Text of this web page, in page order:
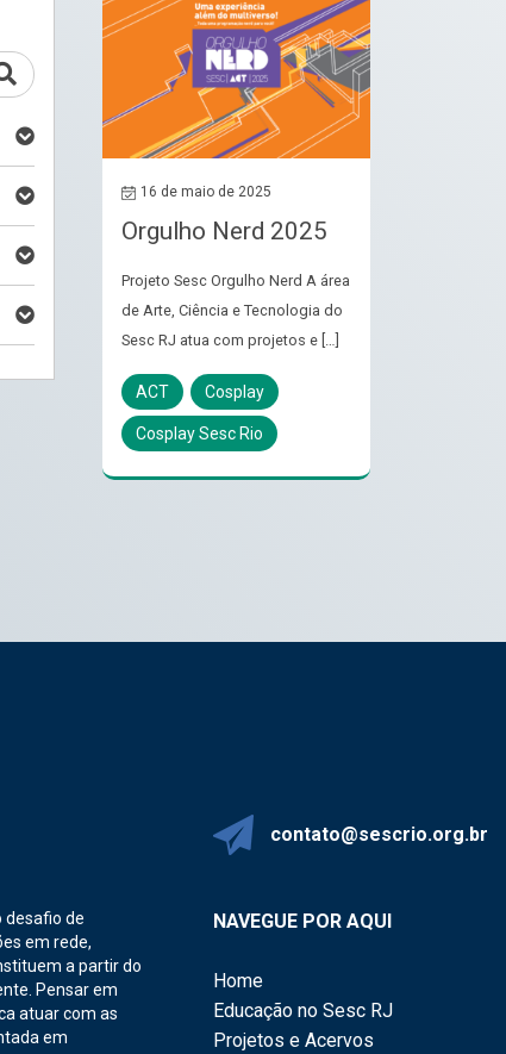
16 de maio de 2025
Orgulho Nerd 2025
Projeto Sesc Orgulho Nerd A área
de Arte, Ciência e Tecnologia do
Sesc RJ atua com projetos e […]
ACT Cosplay
Cosplay Sesc Rio
contato@sescrio.org.br
desafio de
em rede,
a partir do
Pensar em
atuar com as
em
NAVEGUE POR AQUI
Home
Educação no Sesc RJ
Projetos e Acervos